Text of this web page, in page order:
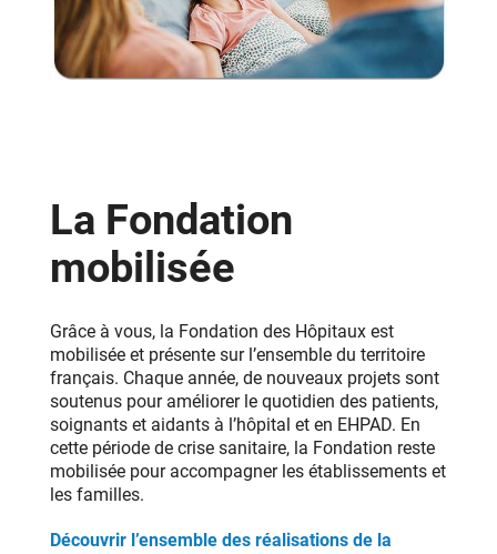
La Fondation
mobilisée
Grâce à vous, la Fondation des Hôpitaux est
mobilisée et présente sur l’ensemble du territoire
français. Chaque année, de nouveaux projets sont
soutenus pour améliorer le quotidien des patients,
soignants et aidants à l’hôpital et en EHPAD. En
cette période de crise sanitaire, la Fondation reste
mobilisée pour accompagner les établissements et
les familles.
Découvrir l’ensemble des réalisations de la